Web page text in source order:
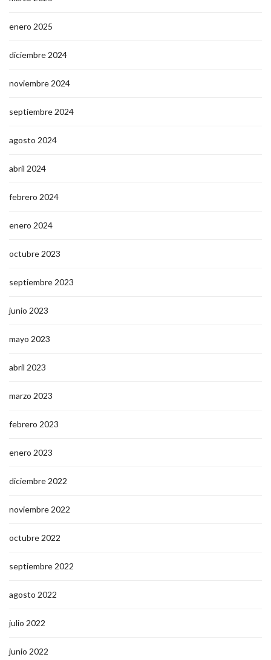
enero 2025
diciembre 2024
noviembre 2024
septiembre 2024
agosto 2024
abril 2024
febrero 2024
enero 2024
octubre 2023
septiembre 2023
junio 2023
mayo 2023
abril 2023
marzo 2023
febrero 2023
enero 2023
diciembre 2022
noviembre 2022
octubre 2022
septiembre 2022
agosto 2022
julio 2022
junio 2022